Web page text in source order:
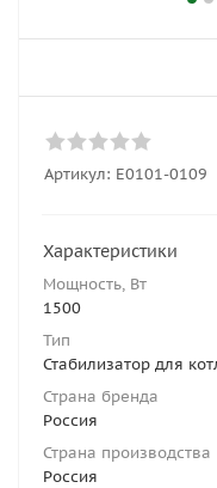
Артикул: Е0101-0109
Характеристики
Мощность, Вт
1500
Тип
Стабилизатор для
Страна бренда
Россия
Страна производства
Россия